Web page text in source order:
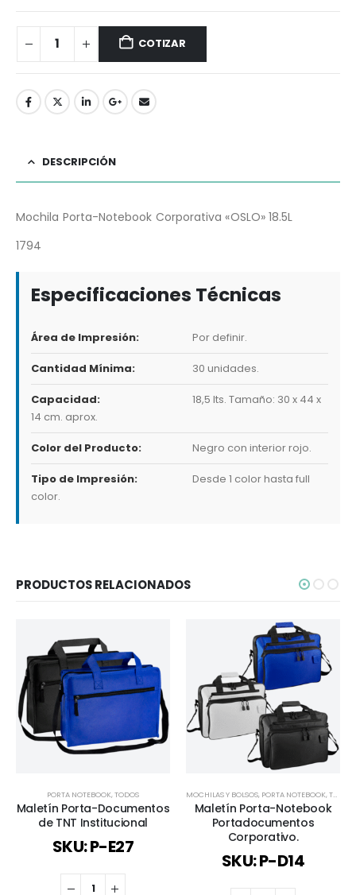
COTIZAR
DESCRIPCIÓN
Mochila Porta-Notebook Corporativa «OSLO» 18.5L
1794
Especificaciones Técnicas
Área de Impresión: Por definir.
Cantidad Mínima: 30 unidades.
Capacidad:
18,5 lts. Tamaño: 30 x 44 x
14 cm. aprox.
Color del Producto: Negro con interior rojo.
Tipo de Impresión:
Desde 1 color hasta full
color.
PRODUCTOS RELACIONADOS
PORTA NOTEBOOK,TODOS
Maletín Porta-Documentos
de TNT Institucional
SKU: P-E27
MOCHILAS Y BOLSOS, PORTA NOTEBOOK,TODOS
Maletín Porta-Notebook
Portadocumentos
Corporativo.
SKU: P-D14